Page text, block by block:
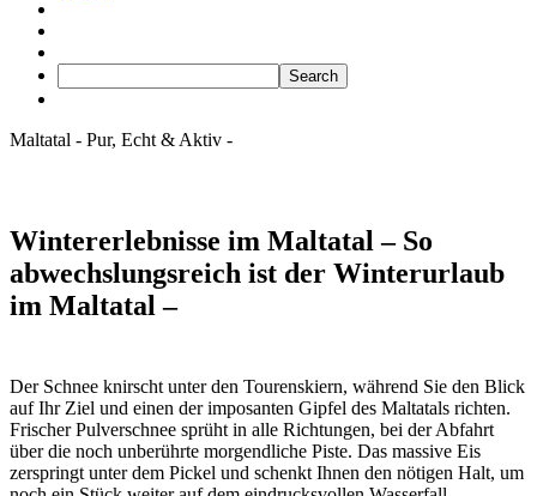
Maltatal - Pur, Echt & Aktiv -
Wintererlebnisse im Maltatal– So
abwechslungsreich ist der Winterurlaub
im Maltatal –
Der Schnee knirscht unter den Tourenskiern, während Sie den Blick
auf Ihr Ziel und einen der imposanten Gipfel des Maltatals richten.
Frischer Pulverschnee sprüht in alle Richtungen, bei der Abfahrt
über die noch unberührte morgendliche Piste. Das massive Eis
zerspringt unter dem Pickel und schenkt Ihnen den nötigen Halt, um